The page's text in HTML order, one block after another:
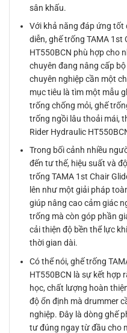
sân khấu.
Với khả năng đáp ứng tốt
diễn, ghế trống TAMA 1st
HT550BCN phù hợp cho
chuyên đang nâng cấp
chuyên nghiệp cần một
mục tiêu là tìm một mẫu
trống chống mỏi, ghế
trống ngồi lâu thoải mái,
Rider Hydraulic
Trong bối cảnh nhiều
đến tư thế, hiệu suất và
trống TAMA 1st Chair
lên như một giải pháp
giúp nâng cao cảm giác
trống mà còn góp phần
cải thiện độ bền thể lực
thời gian dài.
Có thể nói, ghế trống
HT550BCN là sự kết hợp
học, chất lượng hoàn
độ ổn định mà drummer
nghiệp. Đây là dòng ghế
tư đúng ngay từ đầu cho